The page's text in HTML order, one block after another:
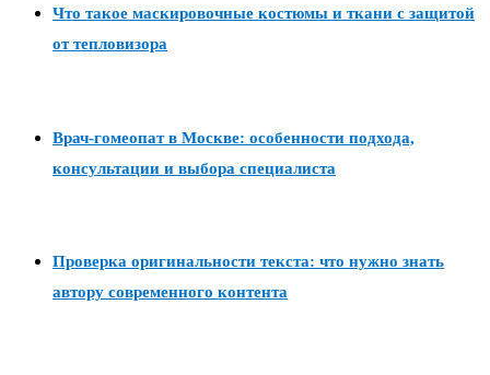
Что такое маскировочные костюмы и ткани с защитой
от тепловизора
Врач-гомеопат в Москве: особенности подхода,
консультации и выбора специалиста
Проверка оригинальности текста: что нужно знать
автору современного контента